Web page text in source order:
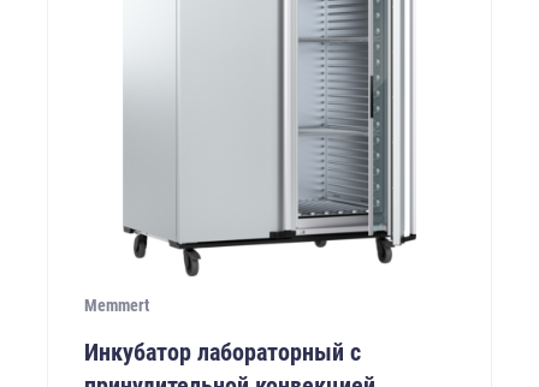
Memmert
Инкубатор лабораторный с